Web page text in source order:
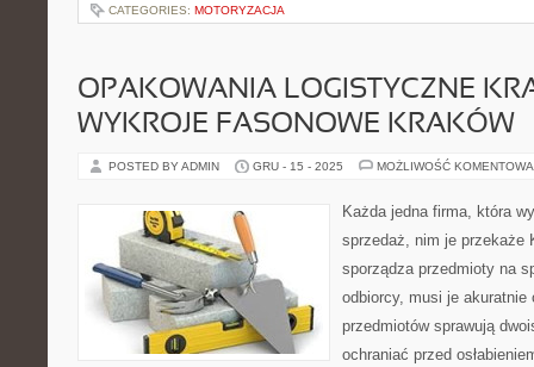
CATEGORIES: MOTORYZACJA
OPAKOWANIA LOGISTYCZNE
WYKROJE FASONOWE KRAKÓW
POSTED BY ADMIN GRU - 15 - 2025 MOŻLIWOŚĆ
Każda jedna firma, która
sprzedaż, nim je przekaże
sporządza przedmioty na
odbiorcy, musi je akuratnie
przedmiotów sprawują
ochraniać przed